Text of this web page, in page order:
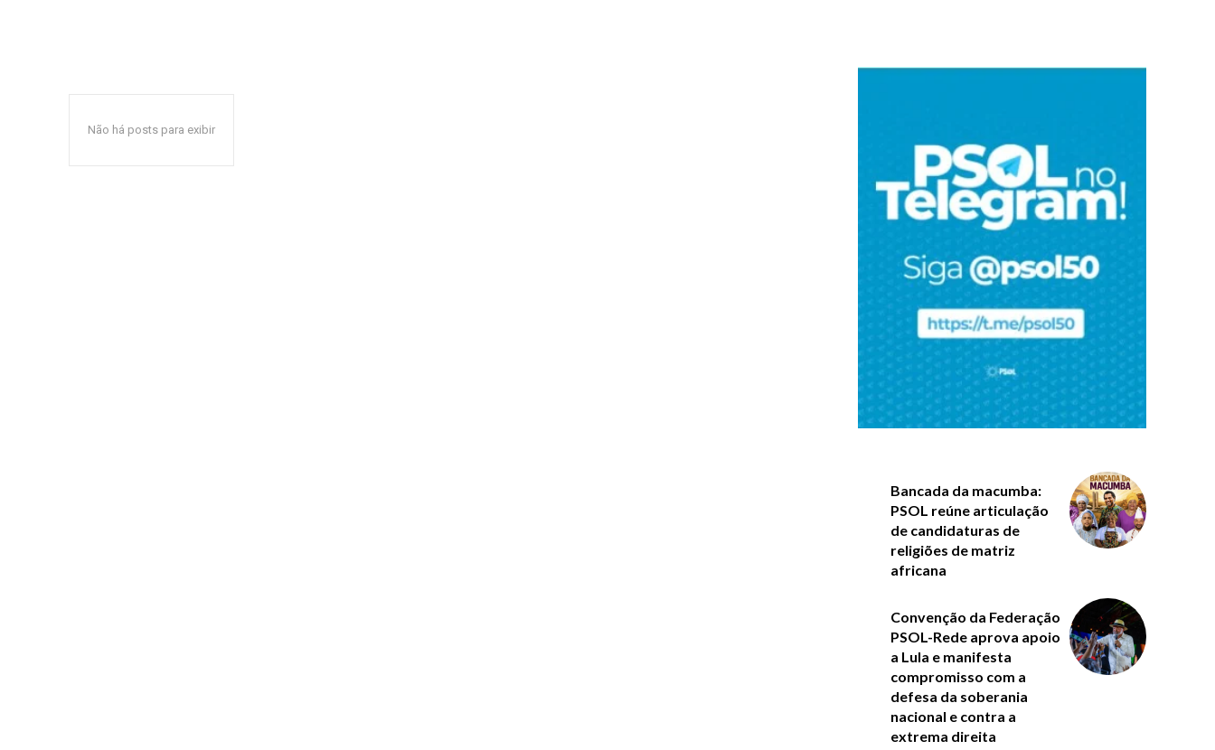
Não há posts para exibir
Bancada da macumba:
PSOL reúne articulação
de candidaturas de
religiões de matriz
africana
Convenção da Federação
PSOL-Rede aprova apoio
a Lula e manifesta
compromisso com a
defesa da soberania
nacional e contra a
extrema direita